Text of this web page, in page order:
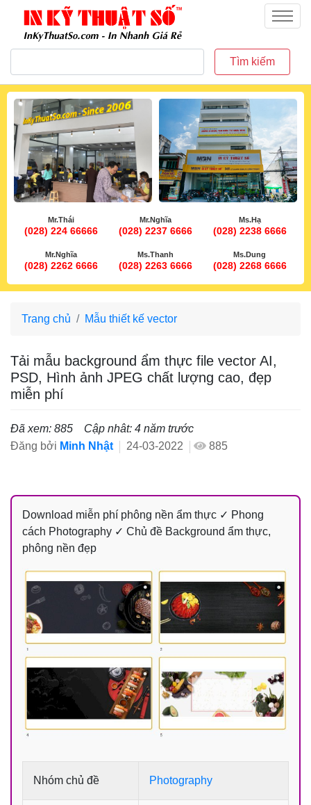
inkythuatso.com
Menu
Tìm kiếm
Mr.Thái
(028) 224 66666
Mr.Nghĩa
(028) 2237 6666
Ms.Hạ
(028) 2238 6666
Mr.Nghĩa
(028) 2262 6666
Ms.Thanh
(028) 2263 6666
Ms.Dung
(028) 2268 6666
Trang chủ Mẫu thiết kế vector
Tải mẫu background ẩm thực file vector AI,
PSD, Hình ảnh JPEG chất lượng cao, đẹp
miễn phí
Đã xem: 885
Cập nhât: 4 năm trước
Đăng bởi Minh Nhật 24-03-2022 885
Download miễn phí phông nền ẩm thực ✓ Phong
cách Photography ✓ Chủ đề Background ẩm thực,
phông nền đẹp
Nhóm chủ đề Photography